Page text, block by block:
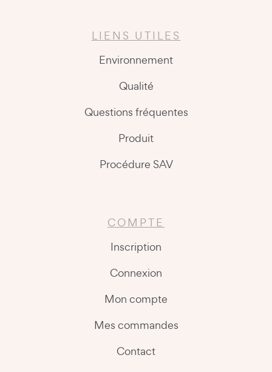
LIENS UTILES
Environnement
Qualité
Questions fréquentes
Produit
Procédure SAV
COMPTE
Inscription
Connexion
Mon compte
Mes commandes
Contact